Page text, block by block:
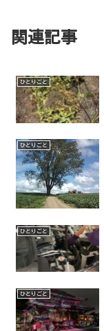
関連記事
ひとりごと
ひとりごと
ひとりごと
ひとりごと